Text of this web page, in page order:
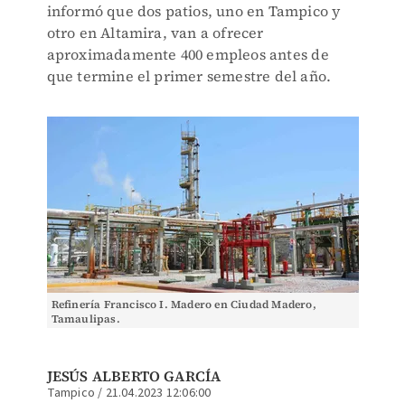
informó que dos patios, uno en Tampico y
otro en Altamira, van a ofrecer
aproximadamente 400 empleos antes de
que termine el primer semestre del año.
Refinería Francisco I. Madero en Ciudad Madero,
Tamaulipas.
JESÚS ALBERTO GARCÍA
Tampico / 21.04.2023 12:06:00